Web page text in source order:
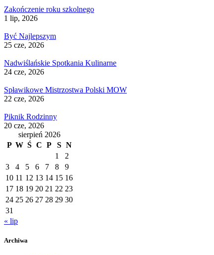
Zakończenie roku szkolnego
1 lip, 2026
Być Najlepszym
25 cze, 2026
Nadwiślańskie Spotkania Kulinarne
24 cze, 2026
Spławikowe Mistrzostwa Polski MOW
22 cze, 2026
Piknik Rodzinny
20 cze, 2026
sierpień 2026
P W Ś C P S N
1
2
3
4 5 6 7 8
9
10 11 12 13 14 15 16
17 18 19 20 21 22 23
24 25 26 27 28 29 30
31
« lip
Archiwa